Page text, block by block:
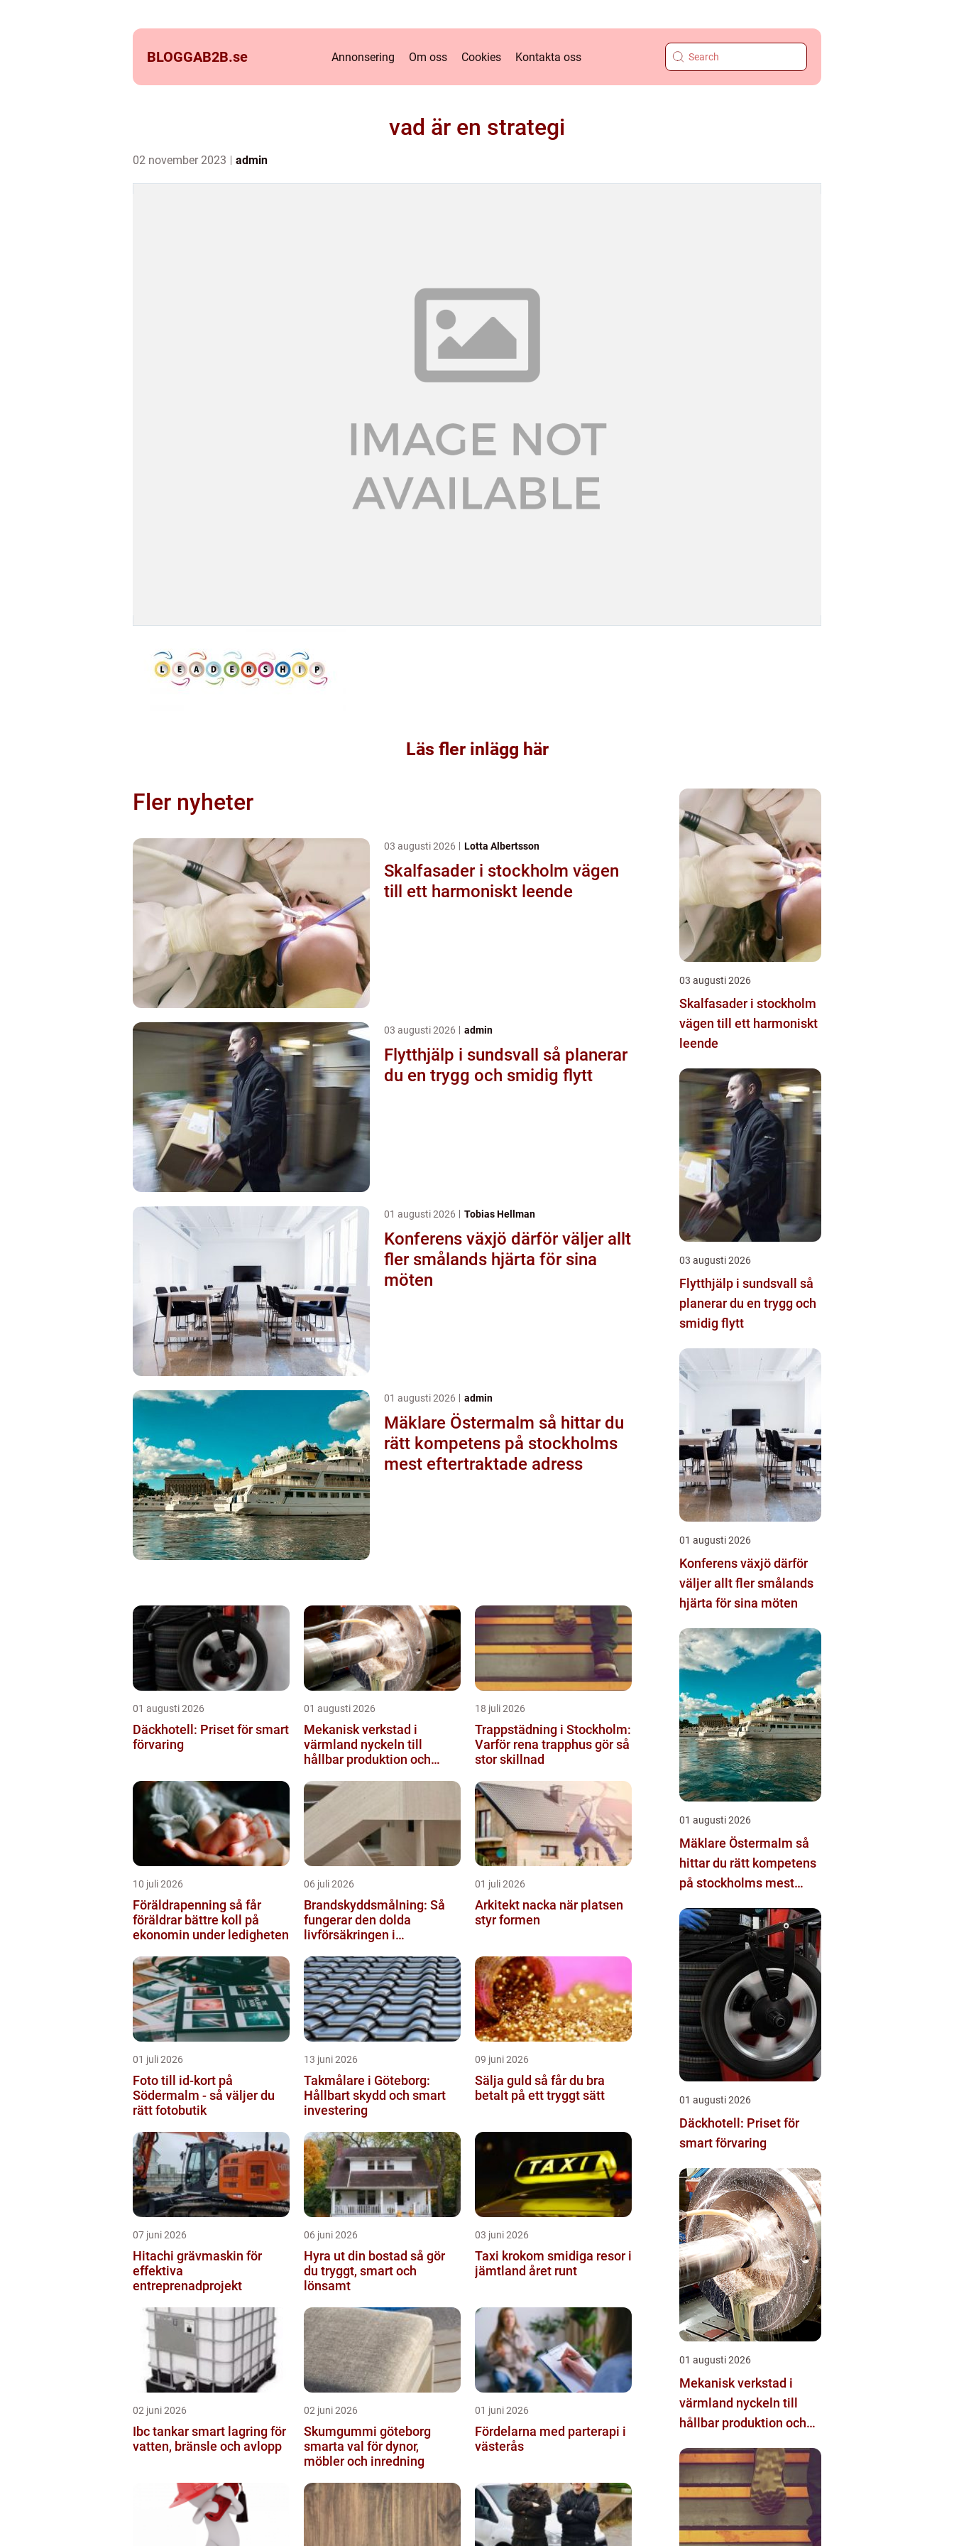
BLOGGAB2B.se Annonsering Om oss Cookies Kontakta oss
vad är en strategi
02 november 2023 admin
Läs fler inlägg här
Fler nyheter
03 augusti 2026 Lotta Albertsson
Skalfasader i stockholm vägen
till ett harmoniskt leende
03 augusti 2026 admin
Flytthjälp i sundsvall så planerar
du en trygg och smidig flytt
01 augusti 2026 Tobias Hellman
Konferens växjö därför väljer allt
fler smålands hjärta för sina
möten
01 augusti 2026 admin
Mäklare Östermalm så hittar du
rätt kompetens på stockholms
mest eftertraktade adress
01 augusti 2026
Däckhotell: Priset för smart
förvaring
01 augusti 2026
Mekanisk verkstad i
värmland nyckeln till
hållbar produktion och
18 juli 2026
Trappstädning i Stockholm:
Varför rena trapphus gör så
stor skillnad
10 juli 2026
Föräldrapenning så får
föräldrar bättre koll på
ekonomin under ledigheten
06 juli 2026
Brandskyddsmålning: Så
fungerar den dolda
livförsäkringen i
01 juli 2026
Arkitekt nacka när platsen
styr formen
01 juli 2026
Foto till id-kort på
Södermalm - så väljer du
rätt fotobutik
13 juni 2026
Takmålare i Göteborg:
Hållbart skydd och smart
investering
09 juni 2026
Sälja guld så får du bra
betalt på ett tryggt sätt
07 juni 2026
Hitachi grävmaskin för
effektiva
entreprenadprojekt
06 juni 2026
Hyra ut din bostad så gör
du tryggt, smart och
lönsamt
03 juni 2026
Taxi krokom smidiga resor i
jämtland året runt
02 juni 2026
Ibc tankar smart lagring för
vatten, bränsle och avlopp
02 juni 2026
Skumgummi göteborg
smarta val för dynor,
möbler och inredning
01 juni 2026
Fördelarna med parterapi i
västerås
03 augusti 2026
Skalfasader i stockholm
vägen till ett harmoniskt
leende
03 augusti 2026
Flytthjälp i sundsvall så
planerar du en trygg och
smidig flytt
01 augusti 2026
Konferens växjö därför
väljer allt fler smålands
hjärta för sina möten
01 augusti 2026
Mäklare Östermalm så
hittar du rätt kompetens
på stockholms mest
01 augusti 2026
Däckhotell: Priset för
smart förvaring
01 augusti 2026
Mekanisk verkstad i
värmland nyckeln till
hållbar produktion och